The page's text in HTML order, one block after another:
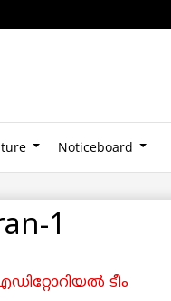
Noticeboard
1
ടീം